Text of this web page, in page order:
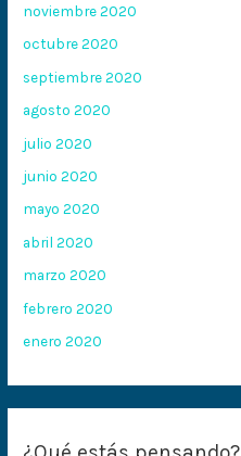
noviembre 2020
octubre 2020
septiembre 2020
agosto 2020
julio 2020
junio 2020
mayo 2020
abril 2020
marzo 2020
febrero 2020
enero 2020